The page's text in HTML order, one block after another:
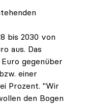
bis 2030 von
aus. Das
gegenüber
einer
Prozent. "Wir
den Bogen